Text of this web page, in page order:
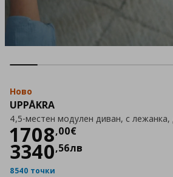
Ново
UPPÅKRA
4,5-местен модулен диван, с лежанка,
1708,00€
Цена1708,00 €
3340,56лв
8540 точки